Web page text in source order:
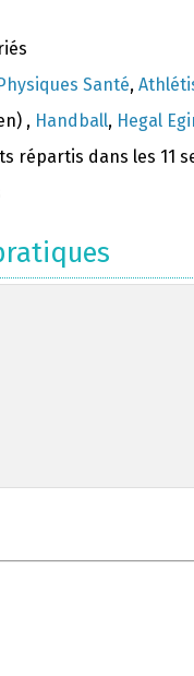
Santé,
, Handball, Hegal
répartis dans les 11